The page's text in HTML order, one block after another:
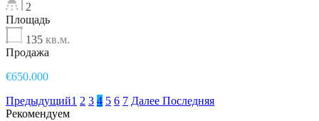
2
Площадь
135 кв.м.
Продажа
€650.000
Предыдущий1 2 3 4 5 6 7 Далее Последняя
Рекомендуем